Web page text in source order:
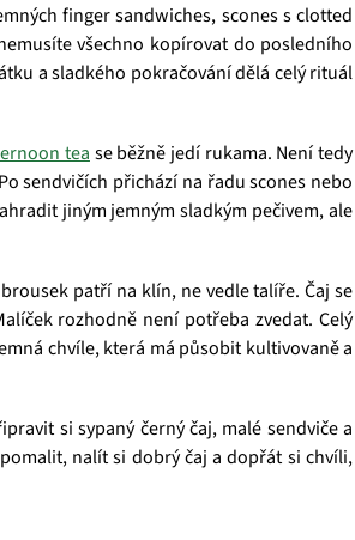
finger sandwiches, scones s clotted
všechno kopírovat do posledního
a sladkého pokračování dělá celý rituál
tea se běžně jedí rukama. Není tedy
sendvičích přichází na řadu scones nebo
jiným jemným sladkým pečivem, ale
patří na klín, ne vedle talíře. Čaj se
rozhodně není potřeba zvedat. Celý
chvíle, která má působit kultivovaně a
si sypaný černý čaj, malé sendviče a
nalít si dobrý čaj a dopřát si chvíli,